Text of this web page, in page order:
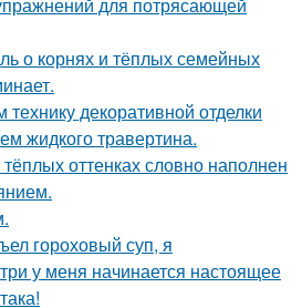
для потрясающей
о корнях и тёплых семейных
декоративной отделки
жидкого травертина.
оттенках словно наполнен
гороховый суп, я
у меня начинается настоящее